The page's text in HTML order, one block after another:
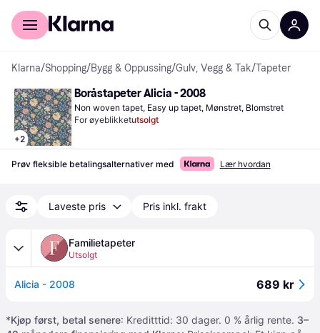
For kunder
Klarna/Shopping/Bygg & Oppussing/Gulv, Vegg & Tak/Tapeter
+2
Boråstapeter Alicia - 2008
Non woven tapet, Easy up tapet, Mønstret, Blomstret
For øyeblikketutsolgt
Prøv fleksible betalingsalternativer med Lær hvordan
Laveste pris Pris inkl. frakt
Familietapeter
Utsolgt
Alicia - 2008 689 kr
*Kjøp først, betal senere: Kreditttid: 30 dager. 0 % årlig rente. 3–